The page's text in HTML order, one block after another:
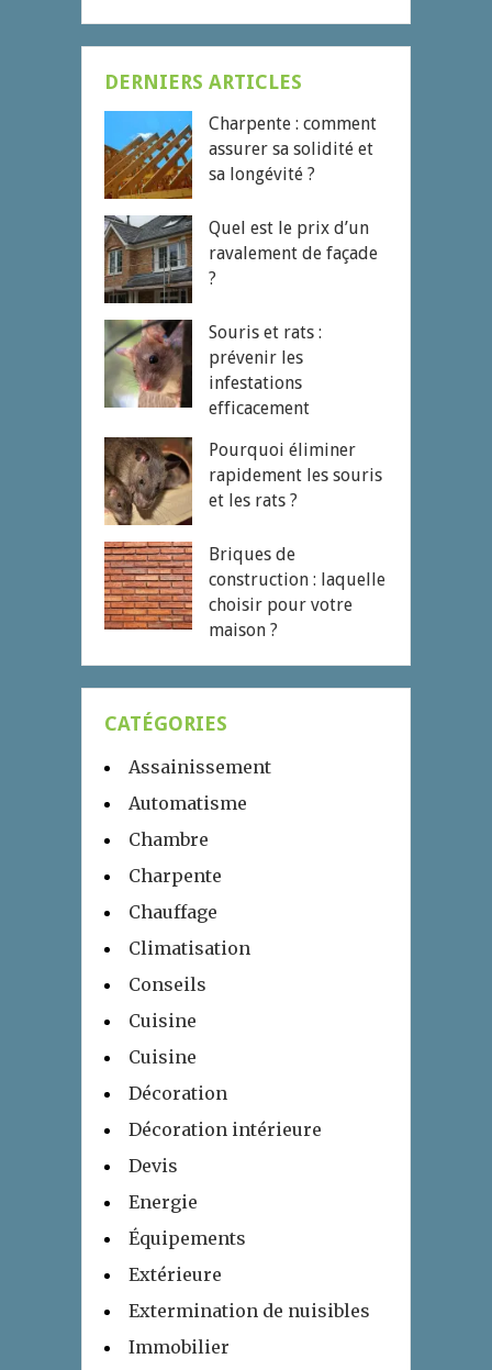
DERNIERS ARTICLES
Charpente : comment
assurer sa solidité et
sa longévité ?
Quel est le prix d’un
ravalement de façade
?
Souris et rats :
prévenir les
infestations
efficacement
Pourquoi éliminer
rapidement les souris
et les rats ?
Briques de
construction : laquelle
choisir pour votre
maison ?
CATÉGORIES
Assainissement
Automatisme
Chambre
Charpente
Chauffage
Climatisation
Conseils
Cuisine
Cuisine
Décoration
Décoration intérieure
Devis
Energie
Équipements
Extérieure
Extermination de nuisibles
Immobilier